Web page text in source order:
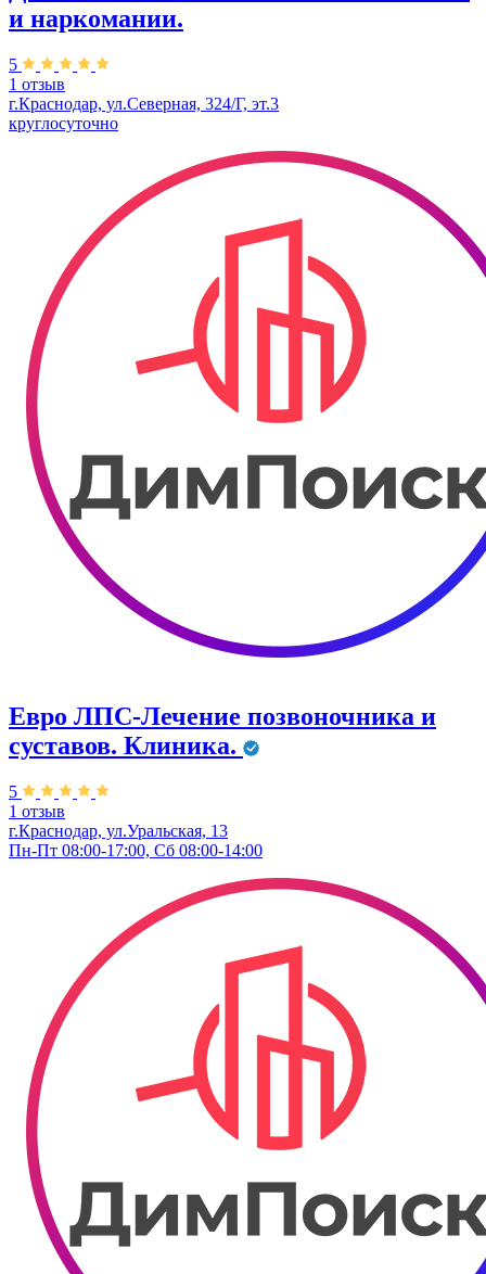
и наркомании.
5
1 отзыв
г.Краснодар, ул.Северная, 324/Г, эт.3
круглосуточно
Евро ЛПС-Лечение позвоночника и
суставов. Клиника.
5
1 отзыв
г.Краснодар, ул.Уральская, 13
Пн-Пт 08:00-17:00, Сб 08:00-14:00